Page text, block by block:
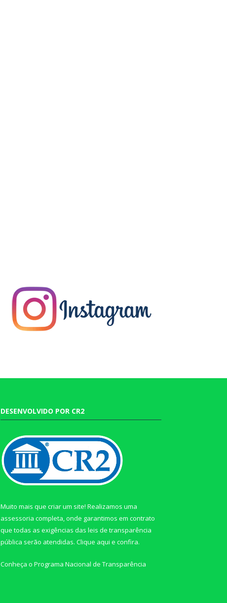
DESENVOLVIDO POR CR2
Muito mais que criar um site! Realizamos uma
assessoria completa, onde garantimos em contrato
que todas as exigências das leis de transparência
pública serão atendidas. Clique aqui e confira.
Conheça o Programa Nacional de Transparência